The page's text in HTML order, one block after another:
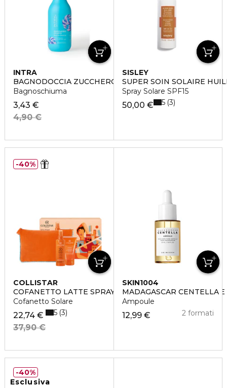
INTRA
BAGNODOCCIA ZUCCHERO FILATO
Bagnoschiuma
3,43 €
4,90 €
SISLEY
SUPER SOIN SOLAIRE
Spray Solare SPF15
50,00 € 5 3
COLLISTAR
COFANETTO LATTE SPRAY ABBRONZANTE IDRATANTE
Cofanetto Solare
22,74 €
37,90 €
5 3
40%
SKIN1004
MADAGASCAR CENTELLA
Ampoule
12,99 € 2 formati
Esclusiva
40%